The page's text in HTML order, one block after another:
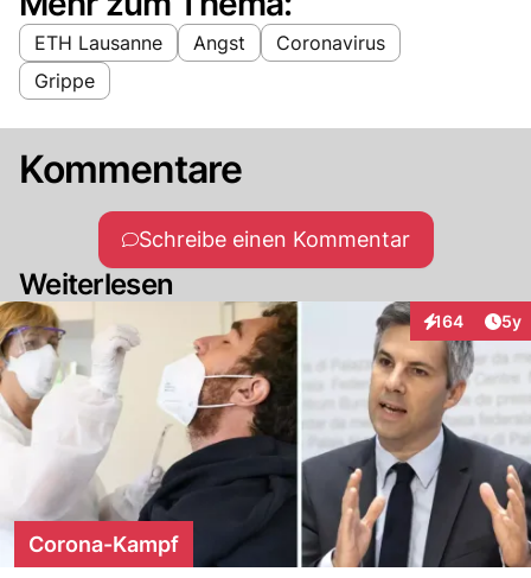
ETH Lausanne Angst
Coronavirus
Grippe
Kommentare
Schreibe einen Kommentar
Weiterlesen
164
Interaktionen
5y
Corona-Kampf